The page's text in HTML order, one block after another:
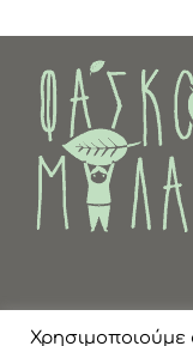
Χρησιμοποιούμε